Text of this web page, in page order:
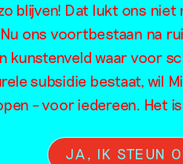
blijven! Dat lukt ons
ons voortbestaan na
kunstenveld waar voor
subsidie bestaat, wil
– voor iedereen. Het
JA, IK STEUN